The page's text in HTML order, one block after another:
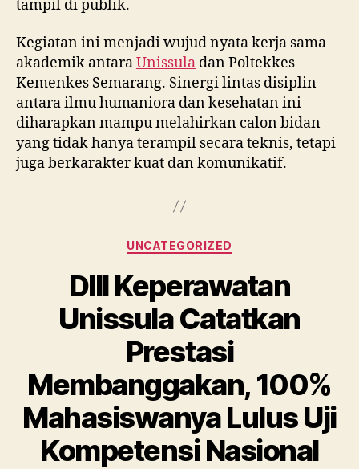
tampil di publik.
Kegiatan ini menjadi wujud nyata kerja sama
akademik antaraUnissula dan Poltekkes
Kemenkes Semarang. Sinergi lintas disiplin
antara ilmu humaniora dan kesehatan ini
diharapkan mampu melahirkan calon bidan
yang tidak hanya terampil secara teknis, tetapi
juga berkarakter kuat dan komunikatif.
Categories
UNCATEGORIZED
DIII Keperawatan
Unissula Catatkan
Prestasi
Membanggakan, 100%
Mahasiswanya Lulus Uji
Kompetensi Nasional